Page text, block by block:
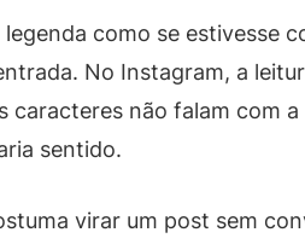
como se estivesse
No Instagram, a
caracteres não falam com
sentido.
virar um post sem